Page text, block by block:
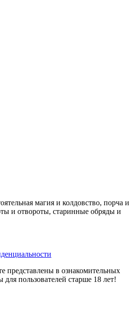
магия и колдовство, порча и
и отвороты, старинные обряды и
представлены в ознакомительных
для пользователей старше 18 лет!